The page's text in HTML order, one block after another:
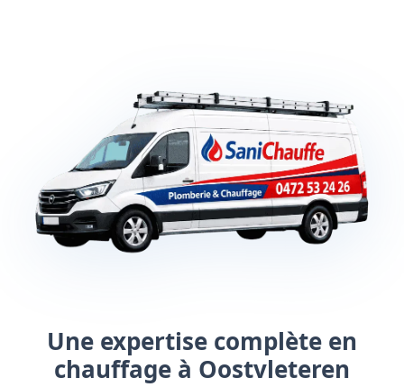
Une expertise complète en
chauffage à Oostvleteren